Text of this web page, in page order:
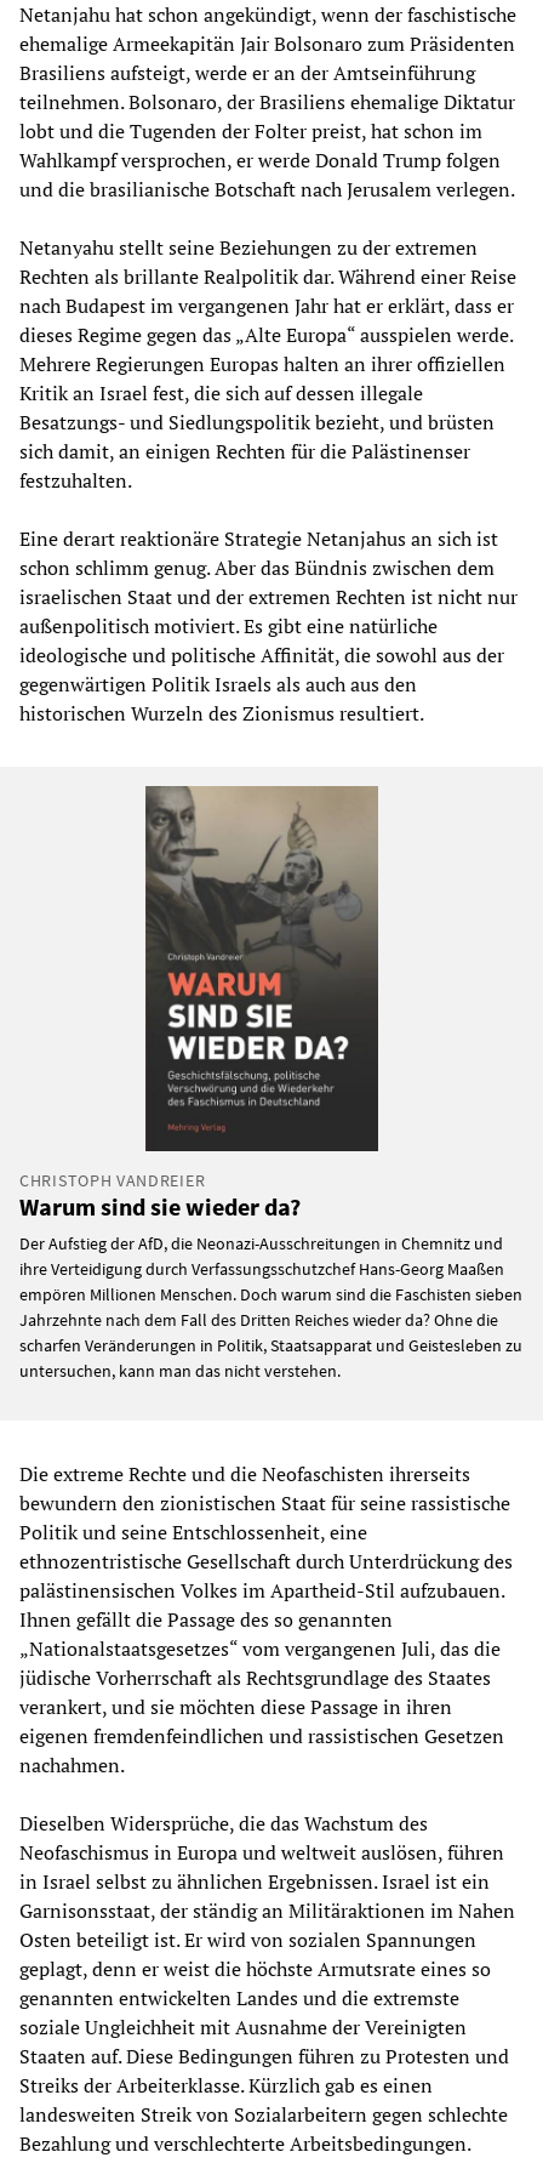
Netanjahu hat schon angekündigt, wenn der faschistische
ehemalige Armeekapitän Jair Bolsonaro zum Präsidenten
Brasiliens aufsteigt, werde er an der Amtseinführung
teilnehmen. Bolsonaro, der Brasiliens ehemalige Diktatur
lobt und die Tugenden der Folter preist, hat schon im
Wahlkampf versprochen, er werde Donald Trump folgen
und die brasilianische Botschaft nach Jerusalem verlegen.
Netanyahu stellt seine Beziehungen zu der extremen
Rechten als brillante Realpolitik dar. Während einer Reise
nach Budapest im vergangenen Jahr hat er erklärt, dass er
dieses Regime gegen das „Alte Europa“ ausspielen werde.
Mehrere Regierungen Europas halten an ihrer offiziellen
Kritik an Israel fest, die sich auf dessen illegale
Besatzungs- und Siedlungspolitik bezieht, und brüsten
sich damit, an einigen Rechten für die Palästinenser
festzuhalten.
Eine derart reaktionäre Strategie Netanjahus an sich ist
schon schlimm genug. Aber das Bündnis zwischen dem
israelischen Staat und der extremen Rechten ist nicht nur
außenpolitisch motiviert. Es gibt eine natürliche
ideologische und politische Affinität, die sowohl aus der
gegenwärtigen Politik Israels als auch aus den
historischen Wurzeln des Zionismus resultiert.
CHRISTOPH VANDREIER
Warum sind sie wieder da?
Der Aufstieg der AfD, die Neonazi-Ausschreitungen in Chemnitz und
ihre Verteidigung durch Verfassungsschutzchef Hans-Georg Maaßen
empören Millionen Menschen. Doch warum sind die Faschisten sieben
Jahrzehnte nach dem Fall des Dritten Reiches wieder da? Ohne die
scharfen Veränderungen in Politik, Staatsapparat und Geistesleben zu
untersuchen, kann man das nicht verstehen.
Die extreme Rechte und die Neofaschisten ihrerseits
bewundern den zionistischen Staat für seine rassistische
Politik und seine Entschlossenheit, eine
ethnozentristische Gesellschaft durch Unterdrückung des
palästinensischen Volkes im Apartheid-Stil aufzubauen.
Ihnen gefällt die Passage des so genannten
„Nationalstaatsgesetzes“ vom vergangenen Juli, das die
jüdische Vorherrschaft als Rechtsgrundlage des Staates
verankert, und sie möchten diese Passage in ihren
eigenen fremdenfeindlichen und rassistischen Gesetzen
nachahmen.
Dieselben Widersprüche, die das Wachstum des
Neofaschismus in Europa und weltweit auslösen, führen
in Israel selbst zu ähnlichen Ergebnissen. Israel ist ein
Garnisonsstaat, der ständig an Militäraktionen im Nahen
Osten beteiligt ist. Er wird von sozialen Spannungen
geplagt, denn er weist die höchste Armutsrate eines so
genannten entwickelten Landes und die extremste
soziale Ungleichheit mit Ausnahme der Vereinigten
Staaten auf. Diese Bedingungen führen zu Protesten und
Streiks der Arbeiterklasse. Kürzlich gab es einen
landesweiten Streik von Sozialarbeitern gegen schlechte
Bezahlung und verschlechterte Arbeitsbedingungen.